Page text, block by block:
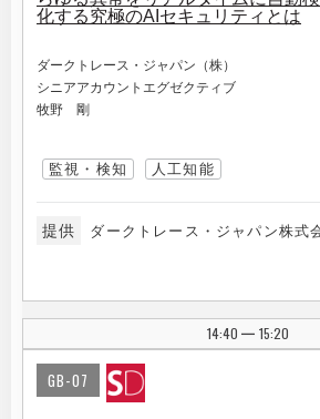
化する究極のAIセキュリティとは
ダークトレース・ジャパン（株）
シニアアカウントエグゼクティブ
牧野 剛
監視・検知 人工知能
提供 ダークトレース・ジャパン株式
14:40 | 15:20
GB-07